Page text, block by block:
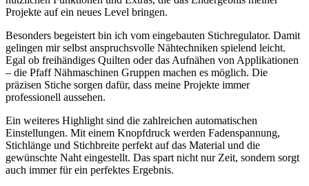
Projekte auf ein neues Level bringen.
Besonders begeistert bin ich vom eingebauten Stichregulator. Damit
gelingen mir selbst anspruchsvolle Nähtechniken spielend leicht.
Egal ob freihändiges Quilten oder das Aufnähen von Applikationen
– die Pfaff Nähmaschinen Gruppen machen es möglich. Die
präzisen Stiche sorgen dafür, dass meine Projekte immer
professionell aussehen.
Ein weiteres Highlight sind die zahlreichen automatischen
Einstellungen. Mit einem Knopfdruck werden Fadenspannung,
Stichlänge und Stichbreite perfekt auf das Material und die
gewünschte Naht eingestellt. Das spart nicht nur Zeit, sondern sorgt
auch immer für ein perfektes Ergebnis.